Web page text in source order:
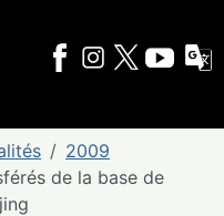
2009
de la base de